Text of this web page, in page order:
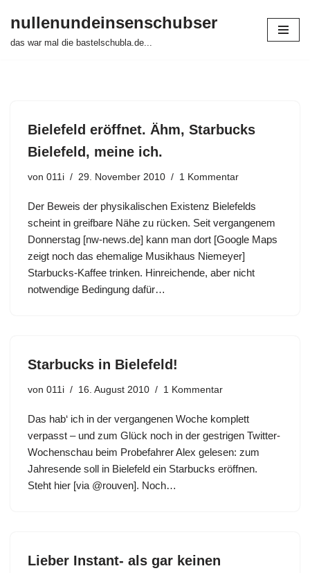
Zum
nullenundeinsenschubser
das war mal die bastelschubla.de...
Bielefeld eröffnet. Ähm, Starbucks
Bielefeld, meine ich.
von 011i 29. November 2010 1 Kommentar
Der Beweis der physikalischen Existenz Bielefelds
scheint in greifbare Nähe zu rücken. Seit vergangenem
Donnerstag [nw-news.de] kann man dort [Google Maps
zeigt noch das ehemalige Musikhaus Niemeyer]
Starbucks-Kaffee trinken. Hinreichende, aber nicht
notwendige Bedingung dafür…
Starbucks in Bielefeld!
von 011i 16. August 2010 1 Kommentar
Das hab‘ ich in der vergangenen Woche komplett
verpasst – und zum Glück noch in der gestrigen Twitter-
Wochenschau beim Probefahrer Alex gelesen: zum
Jahresende soll in Bielefeld ein Starbucks eröffnen.
Steht hier [via @rouven]. Noch…
Lieber Instant- als gar keinen